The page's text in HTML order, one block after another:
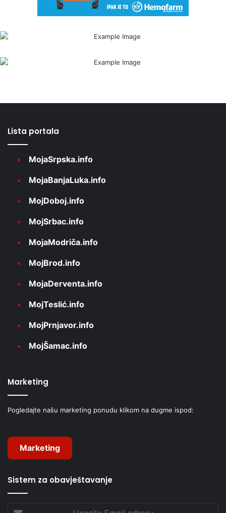
Lista portala
MojaSrpska.info
MojaBanjaLuka.info
MojDoboj.info
MojSrbac.info
MojaModriča.info
MojBrod.info
MojaDerventa.info
MojTeslić.info
MojPrnjavor.info
MojŠamac.info
Marketing
Pogledajte našu marketing ponudu klikom na dugme ispod:
Marketing
Sistem za obavještavanje